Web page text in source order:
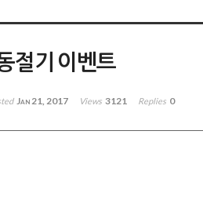
절기 이벤트
Jan 21, 2017 Views 3121 Replies 0